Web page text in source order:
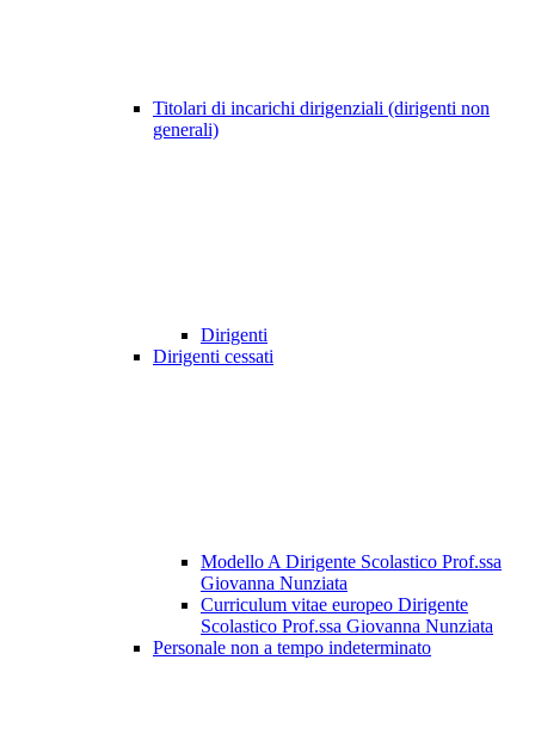
Titolari di incarichi dirigenziali (dirigenti non
generali)
Dirigenti
Dirigenti cessati
Modello A Dirigente Scolastico Prof.ssa
Giovanna Nunziata
Curriculum vitae europeo Dirigente
Scolastico Prof.ssa Giovanna Nunziata
Personale non a tempo indeterminato